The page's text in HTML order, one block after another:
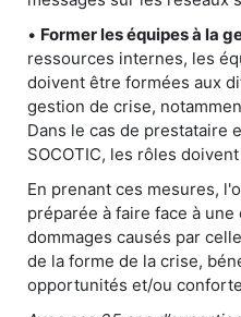
• Former les équipes à la
ressources internes, les
doivent être formées aux
gestion de crise,
Dans le cas de prestataire
SOCOTIC, les rôles
En prenant ces mesures,
préparée à faire face à
dommages causés par
de la forme de la crise,
opportunités et/ou